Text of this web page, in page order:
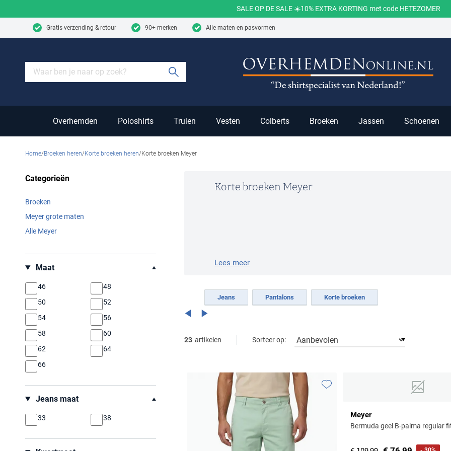
SALE OP DE SALE ☀️10% EXTRA KORTING met code HETEZOMER
Gratis verzending & retour 90+ merken Alle maten en pasvormen
Overhemden Poloshirts Truien Vesten Colberts Broeken Jassen Schoenen
Home Broeken heren Korte broeken heren Korte broeken Meyer
Korte broeken Meyer
Lees meer
Jeans Pantalons Korte broeken
Categorieën
Broeken
Meyer grote maten
Alle Meyer
Maat
46
48
50
52
54
56
58
60
62
64
66
Jeans maat
33 38
23 artikelen Sorteer op:
Meyer
Bermuda geel B-palma regular